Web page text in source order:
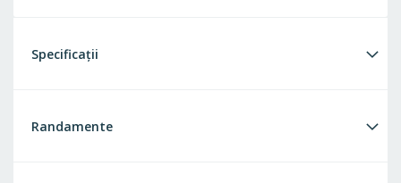
Specificații
Randamente